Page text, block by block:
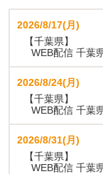
2026/8/17(月)
【千葉県】
WEB配信 千葉
2026/8/24(月)
【千葉県】
WEB配信 千葉
2026/8/31(月)
【千葉県】
WEB配信 千葉